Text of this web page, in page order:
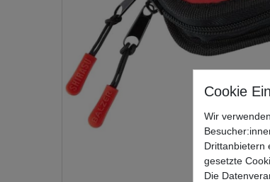
Wir
Drittanbietern
gesetzte
Die